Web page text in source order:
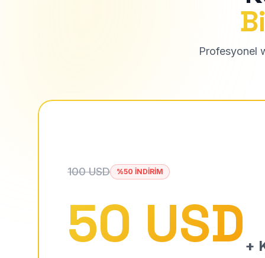
Profesyonel
100 USD %50 İNDİRİM
50 USD +